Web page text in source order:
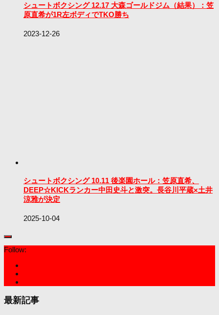
シュートボクシング 12.17 大森ゴールドジム（結果）：笠
原直希が1R左ボディでTKO勝ち
2023-12-26
シュートボクシング 10.11 後楽園ホール：笠原直希、
DEEP☆KICKランカー中田史斗と激突。長谷川平蔵×土井
涼雅が決定
2025-10-04
Follow:
最新記事